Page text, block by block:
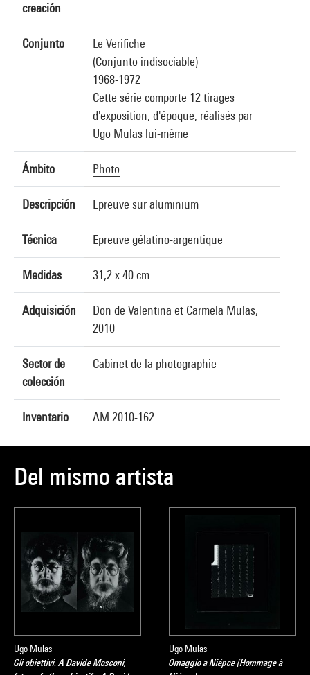
creación
Conjunto
Le Verifiche
(Conjunto indisociable)
1968-1972
Cette série comporte 12 tirages
d'exposition, d'époque, réalisés par
Ugo Mulas lui-même
Ámbito Photo
Descripción Epreuve sur aluminium
Técnica Epreuve gélatino-argentique
Medidas 31,2 x 40 cm
Adquisición
Don de Valentina et Carmela Mulas,
2010
Sector de
colección
Cabinet de la photographie
Inventario AM 2010-162
Del mismo artista
Ugo Mulas
Gli obiettivi. A Davide Mosconi,
Ugo Mulas
Omaggio a Niépce (Hommage à